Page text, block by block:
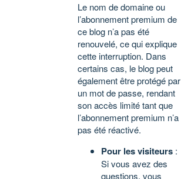
Le nom de domaine ou
l’abonnement premium de
ce blog n’a pas été
renouvelé, ce qui explique
cette interruption. Dans
certains cas, le blog peut
également être protégé par
un mot de passe, rendant
son accès limité tant que
l’abonnement premium n’a
pas été réactivé.
Pour les visiteurs :
Si vous avez des
questions, vous